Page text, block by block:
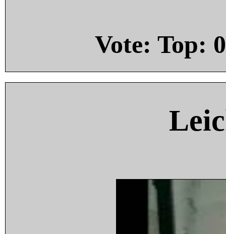
Vote: Top: 0